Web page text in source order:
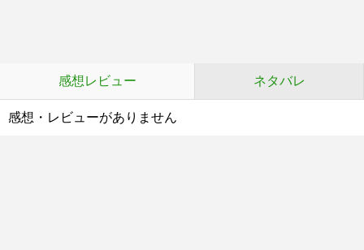
感想レビュー ネタバレ
感想・レビューがありません